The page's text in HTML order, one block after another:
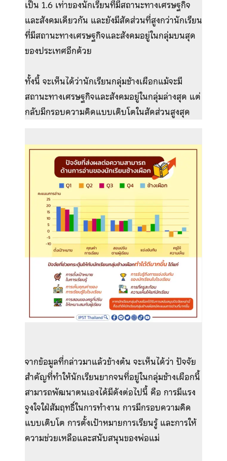
เป็น 1.6 เท่าของนักเรียนที่มีสถานะทางเศรษฐกิจ
และสังคมเดียวกัน และยังมีสัดส่วนที่สูงกว่านักเรียน
ที่มีสถานะทางเศรษฐกิจและสังคมอยู่ในกลุ่มบนสุด
ของประเทศอีกด้วย
ทั้งนี้ จะเห็นได้ว่านักเรียนกลุ่มช้างเผือกแม้จะมี
สถานะทางเศรษฐกิจและสังคมอยู่ในกลุ่มล่างสุด แต่
กลับมีกรอบความคิดแบบเติบโตในสัดส่วนสูงสุด
จากข้อมูลที่กล่าวมาแล้วข้างต้น จะเห็นได้ว่า ปัจจัย
สำคัญที่ทำให้นักเรียนยากจนที่อยู่ในกลุ่มช้างเผือกนี้
สามารถพัฒนาตนเองได้มีดังต่อไปนี้ คือ การมีแรง
จูงใจใฝ่สัมฤทธิ์ในการทำงาน การมีกรอบความคิด
แบบเติบโต การตั้งเป้าหมายการเรียนรู้ และการให้
ความช่วยเหลือและสนับสนุนของพ่อแม่